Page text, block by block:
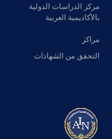
مركز الدراسات الدولية
بالأكاديمية العربية
مراكز
التحقق من الشهادات